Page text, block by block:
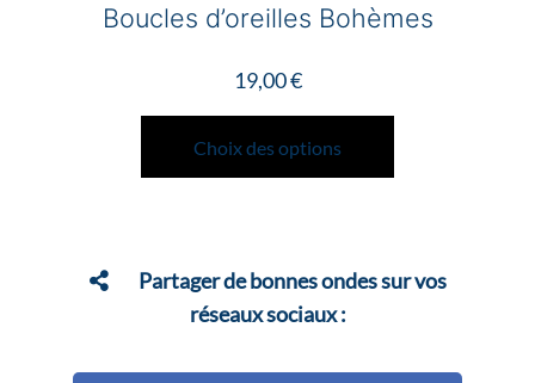
Boucles d’oreilles Bohèmes
19,00€
Choix des options
Ce
a
Les
Partager de bonnes ondes sur vos
réseaux sociaux :